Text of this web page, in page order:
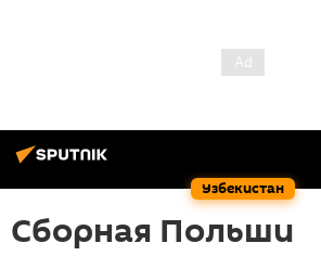
Узбекистан
Сборная Польши